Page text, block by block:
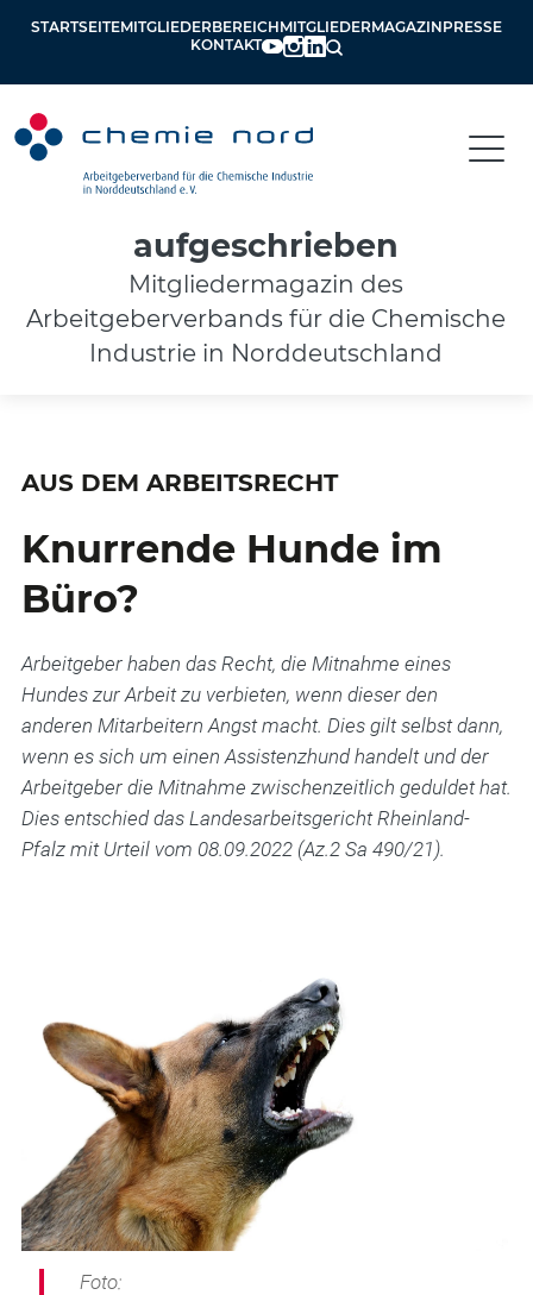
STARTSEITEMITGLIEDERBEREICHMITGLIEDERMAGAZINPRESSE
KONTAKT
aufgeschrieben
Mitgliedermagazin des
Arbeitgeberverbands für die Chemische
Industrie in Norddeutschland
AUS DEM ARBEITSRECHT
Knurrende Hunde im
Büro?
Arbeitgeber haben das Recht, die Mitnahme eines
Hundes zur Arbeit zu verbieten, wenn dieser den
anderen Mitarbeitern Angst macht. Dies gilt selbst dann,
wenn es sich um einen Assistenzhund handelt und der
Arbeitgeber die Mitnahme zwischenzeitlich geduldet hat.
Dies entschied das Landesarbeitsgericht Rheinland-
Pfalz mit Urteil vom 08.09.2022 (Az.2 Sa 490/21).
Foto: